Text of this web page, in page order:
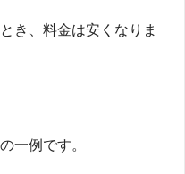
き、料金は安くなりま
一例です。